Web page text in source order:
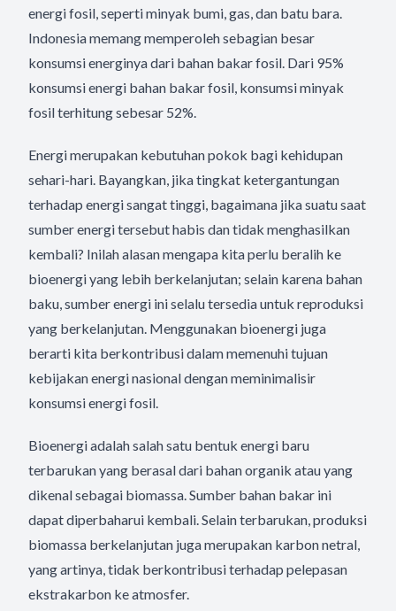
energi fosil, seperti minyak bumi, gas, dan batu bara.
Indonesia memang memperoleh sebagian besar
konsumsi energinya dari bahan bakar fosil. Dari 95%
konsumsi energi bahan bakar fosil, konsumsi minyak
fosil terhitung sebesar 52%.
Energi merupakan kebutuhan pokok bagi kehidupan
sehari-hari. Bayangkan, jika tingkat ketergantungan
terhadap energi sangat tinggi, bagaimana jika suatu saat
sumber energi tersebut habis dan tidak menghasilkan
kembali? Inilah alasan mengapa kita perlu beralih ke
bioenergi yang lebih berkelanjutan; selain karena bahan
baku, sumber energi ini selalu tersedia untuk reproduksi
yang berkelanjutan. Menggunakan bioenergi juga
berarti kita berkontribusi dalam memenuhi tujuan
kebijakan energi nasional dengan meminimalisir
konsumsi energi fosil.
Bioenergi adalah salah satu bentuk energi baru
terbarukan yang berasal dari bahan organik atau yang
dikenal sebagai biomassa. Sumber bahan bakar ini
dapat diperbaharui kembali. Selain terbarukan, produksi
biomassa berkelanjutan juga merupakan karbon netral,
yang artinya, tidak berkontribusi terhadap pelepasan
ekstrakarbon ke atmosfer.